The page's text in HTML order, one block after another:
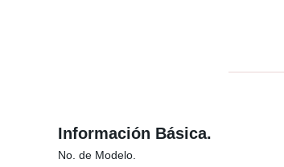
Información Básica.
No. de Modelo.